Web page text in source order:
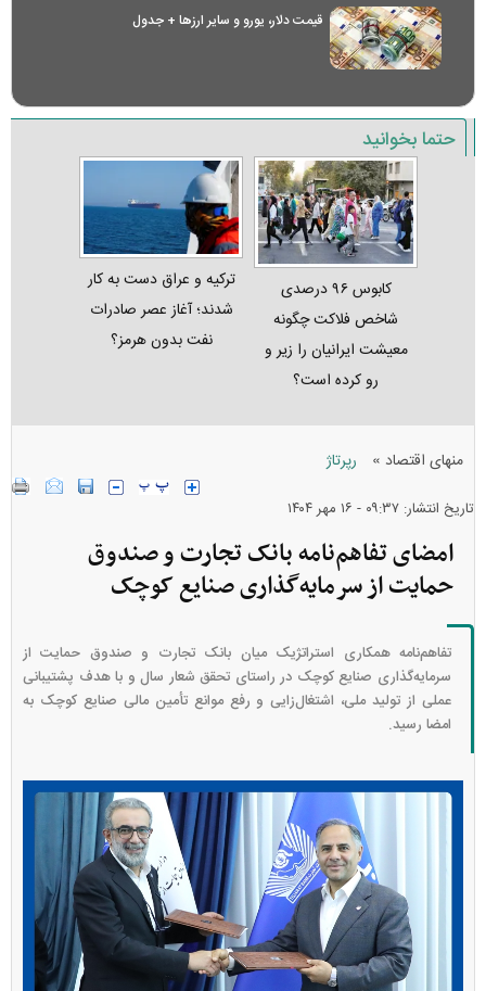
قیمت دلار، یورو و سایر ارز‌ها + جدول
حتما بخوانید
کابوس ۹۶ درصدی
شاخص فلاکت چگونه
معیشت ایرانیان را زیر و
رو کرده است؟
ترکیه و عراق دست به کار
شدند؛ آغاز عصر صادرات
نفت بدون هرمز؟
منهای اقتصاد » رپرتاژ
تاریخ انتشار: ۰۹:۳۷ - ۱۶ مهر ۱۴۰۴
امضای تفاهم‌نامه بانک تجارت و صندوق
حمایت از سرمایه‌گذاری صنایع کوچک
تفاهم‌نامه همکاری استراتژیک میان بانک تجارت و صندوق حمایت از
سرمایه‌گذاری صنایع کوچک در راستای تحقق شعار سال و با هدف پشتیبانی
عملی از تولید ملی، اشتغال‌زایی و رفع موانع تأمین مالی صنایع کوچک به
امضا رسید.